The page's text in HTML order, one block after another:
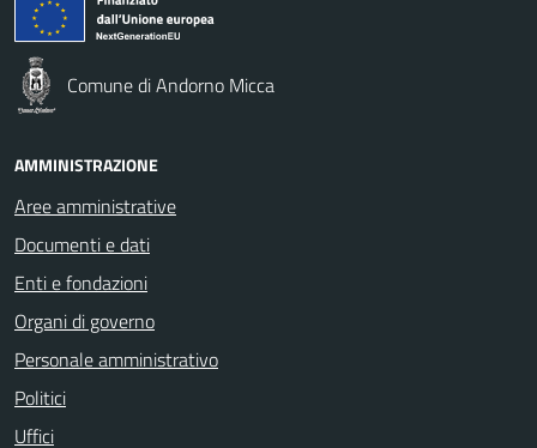
Comune di Andorno Micca
AMMINISTRAZIONE
Aree amministrative
Documenti e dati
Enti e fondazioni
Organi di governo
Personale amministrativo
Politici
Uffici